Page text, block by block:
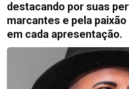
destacando por suas
marcantes e pela
em cada apresentação.